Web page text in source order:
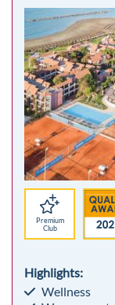
Premium
Club
Highlights:
Wellness
Wassersport
Traumstrand
10 %
Aldiana Club